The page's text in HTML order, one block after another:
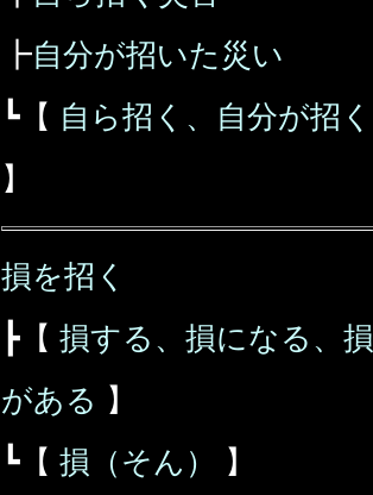
┣自分が招いた災い
┗【 自ら招く、自分が招く
】
損を招く
┣【 損する、損になる、損
がある 】
┗【 損（そん） 】